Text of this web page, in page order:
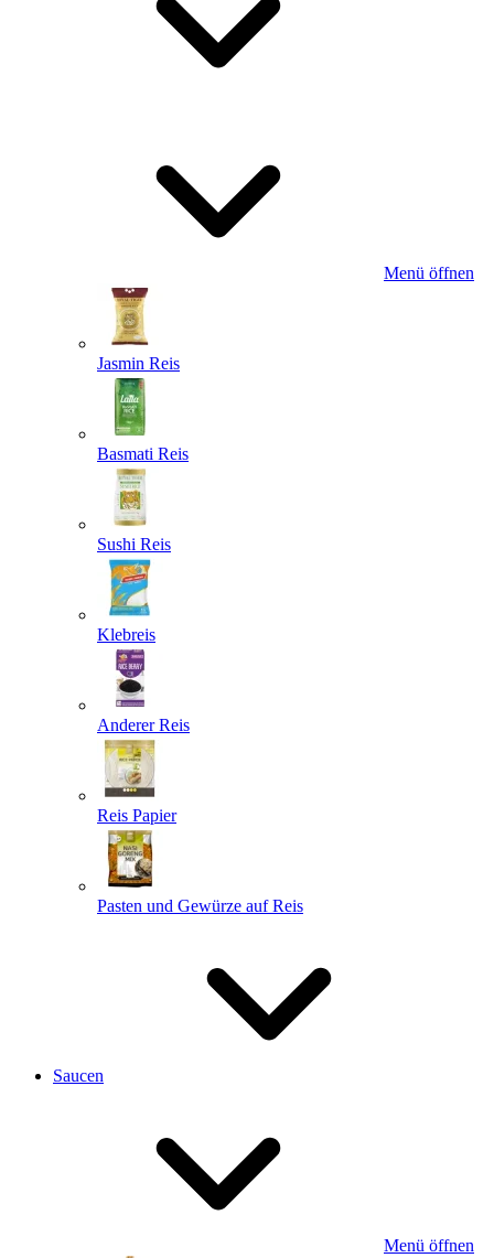
Menü öffnen
Jasmin Reis
Basmati Reis
Sushi Reis
Klebreis
Anderer Reis
Reis Papier
Pasten und Gewürze auf Reis
Saucen
Menü öffnen